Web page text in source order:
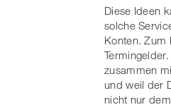
Diese Ideen
solche
Konten. Zum
zusammen
und weil der
nicht nur